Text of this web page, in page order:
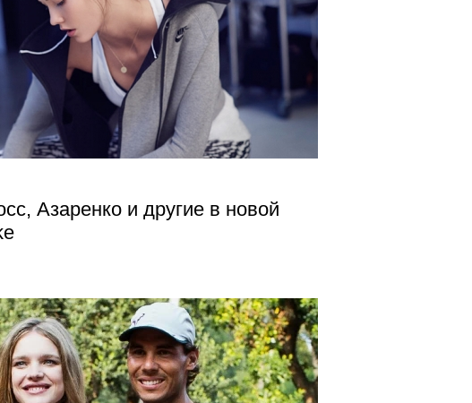
Азаренко и другие в новой